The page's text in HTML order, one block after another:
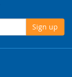
Sign up